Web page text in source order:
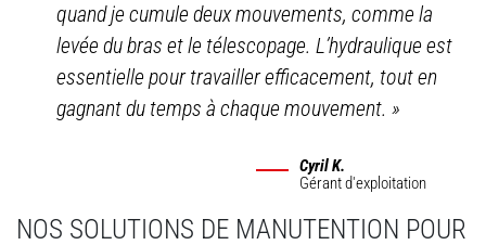
quand je cumule deux mouvements, comme la
levée du bras et le télescopage. L’hydraulique est
essentielle pour travailler efficacement, tout en
gagnant du temps à chaque mouvement.»
Cyril K.
Gérant d'exploitation
NOS SOLUTIONS DE MANUTENTION POUR